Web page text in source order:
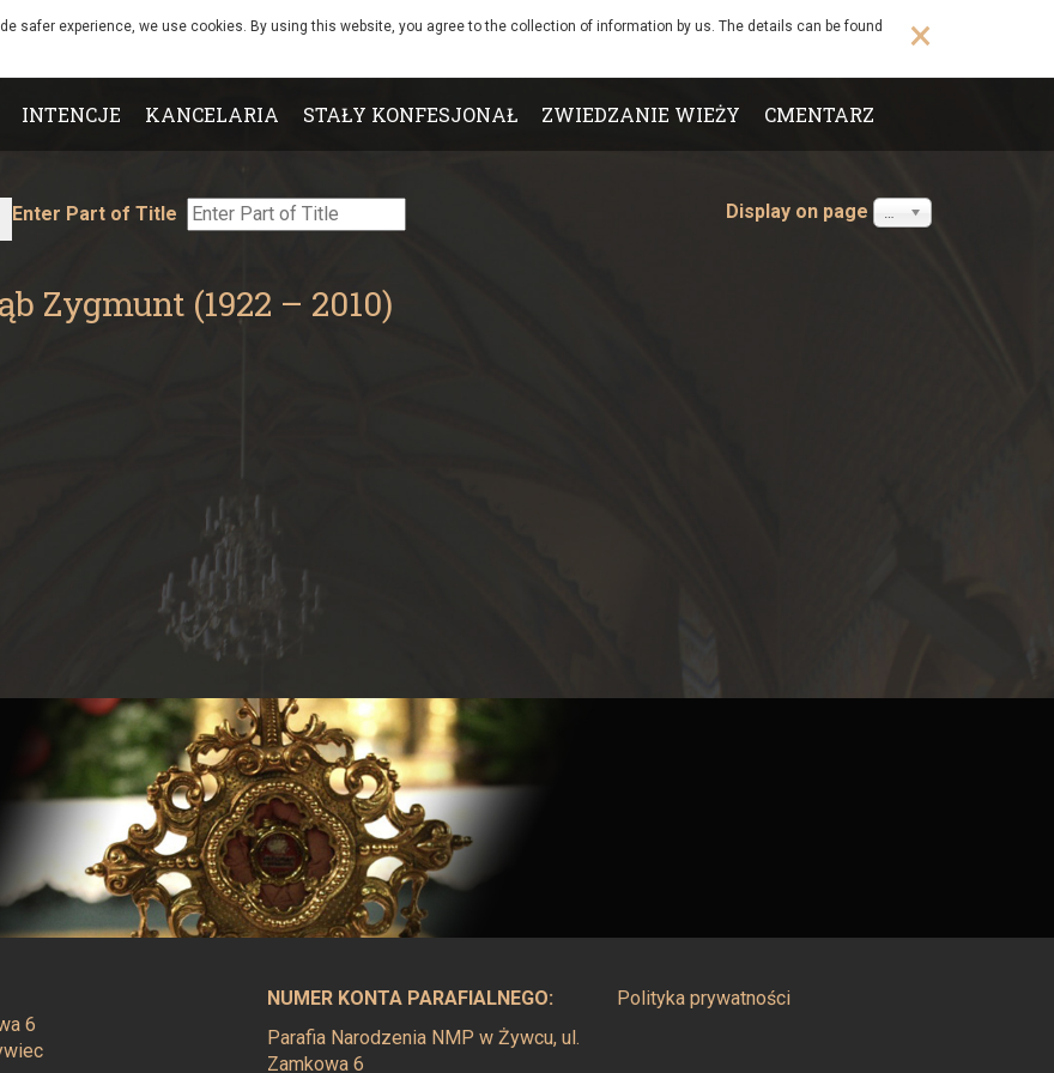
safer experience, we use cookies. By using this website, you agree to the collection of information by us. The details can be found
×
INTENCJE KANCELARIA STAŁY KONFESJONAŁ ZWIEDZANIE WIEŻY CMENTARZ
Enter Part of Title Display on page 20
Zygmunt (1922 – 2010)
6
NUMER KONTA PARAFIALNEGO:
Parafia Narodzenia NMP w Żywcu, ul.
Zamkowa 6
Polityka prywatności